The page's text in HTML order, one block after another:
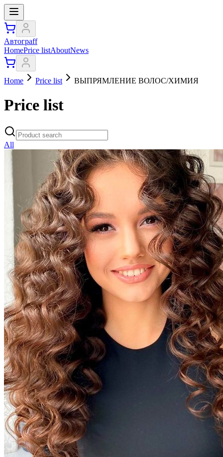
Автограff
HomePrice listAboutNews
Home Price list ВЫПРЯМЛЕНИЕ ВОЛОС/ХИМИЯ
Price list
All